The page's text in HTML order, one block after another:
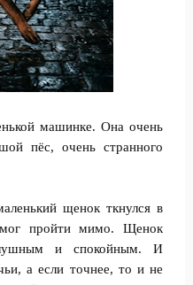
машинке. Она очень
пёс, очень странного
щенок ткнулся в
пройти мимо. Щенок
и спокойным. И
а если точнее, то и не